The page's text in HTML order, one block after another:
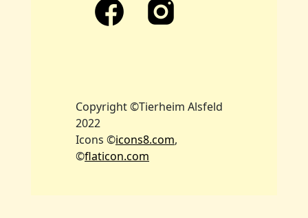
Copyright ©Tierheim Alsfeld
2022
Icons ©icons8.com,
©flaticon.com